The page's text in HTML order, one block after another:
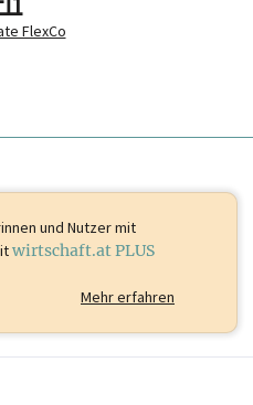
FlexCo
und Nutzer mit
wirtschaft.at PLUS
Mehr erfahren